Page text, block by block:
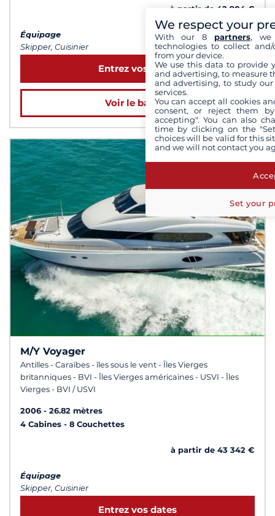
à partir de 42 904 €
Équipage
Skipper, Cuisinier
Entrez vos dates
Voir le bateau
M/Y Voyager
Antilles - Caraïbes - îles sous le vent - Îles Vierges
britanniques - BVI - Îles Vierges américaines - USVI - Îles
Vierges - BVI / USVI
2006
26.82 mètres
4 Cabines
8 Couchettes
à partir de 43 342 €
Équipage
Skipper, Cuisinier
Entrez vos dates
We respect your
With our 8 partners, we
technologies to collect
from your device.
We use this data to provide
and advertising, to measure
and advertising, to study
services.
You can accept all cookies
consent, or reject them
accepting". You can also
time by clicking on the
choices will be valid for this
and we will not contact you
Set your